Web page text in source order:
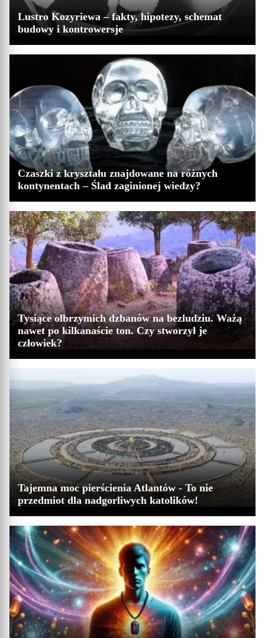
Lustro Kozyriewa – fakty, hipotezy, schemat
budowy i kontrowersje
Czaszki z kryształu znajdowane na różnych
kontynentach – Ślad zaginionej wiedzy?
Tysiące olbrzymich dzbanów na bezludziu. Ważą
nawet po kilkanaście ton. Czy stworzył je
człowiek?
Tajemna moc pierścienia Atlantów - To nie
przedmiot dla nadgorliwych katolików!